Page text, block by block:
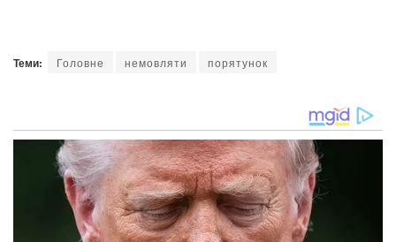
Теми: Головне немовляти порятунок